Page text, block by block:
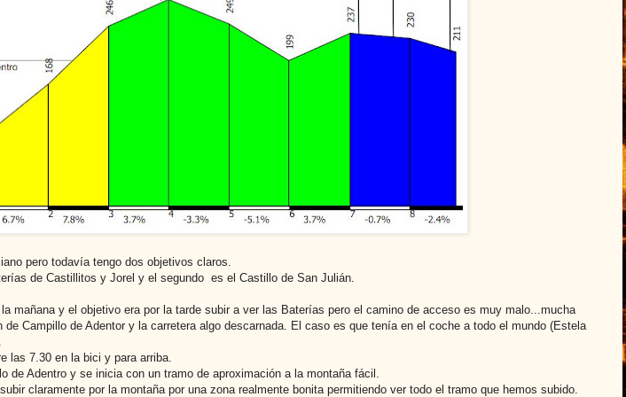
pero todavía tengo dos objetivos claros.
de Castillitos y Jorel y el segundo es el Castillo de San Julián.
mañana y el objetivo era por la tarde subir a ver las Baterías pero el camino de acceso es muy malo...mucha
Campillo de Adentor y la carretera algo descarnada. El caso es que tenía en el coche a todo el mundo (Estela
las 7.30 en la bici y para arriba.
de Adentro y se inicia con un tramo de aproximación a la montaña fácil.
claramente por la montaña por una zona realmente bonita permitiendo ver todo el tramo que hemos subido.